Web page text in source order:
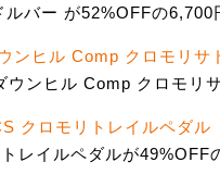
バー が52%OFFの6,700
ンヒル Comp クロモリサ
ンヒル Comp クロモリ
クロモリトレイルペダル
レイルペダルが49%OFF